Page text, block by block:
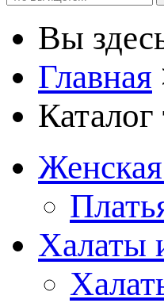
Вы
Главная
Каталог
Халаты